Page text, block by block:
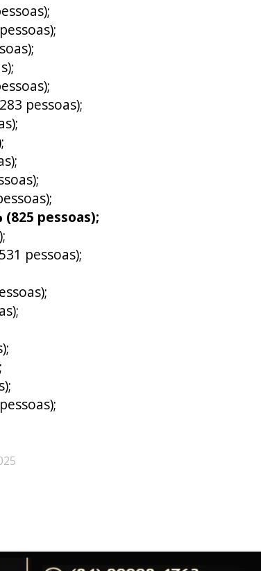
pessoas);
pessoas);
pessoas);